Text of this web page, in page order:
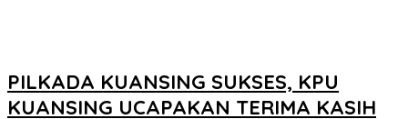
PILKADA KUANSING SUKSES, KPU
KUANSING UCAPAKAN TERIMA KASIH